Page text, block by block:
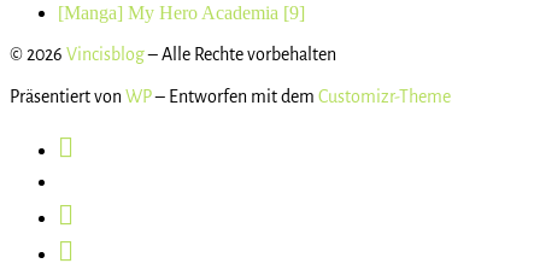
zur
Nächster
[Manga] My Hero Academia [9]
© 2026 Vincisblog– Alle Rechte vorbehalten
Präsentiert von WP– Entworfen mit dem Customizr-Theme